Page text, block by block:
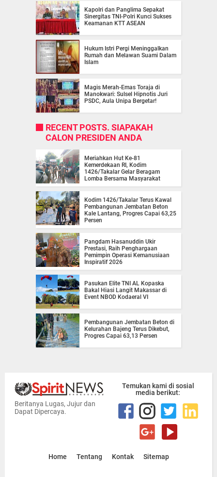
Kapolri dan Panglima Sepakat
Sinergitas TNI-Polri Kunci Sukses
Keamanan KTT ASEAN
Hukum Istri Pergi Meninggalkan
Rumah dan Melawan Suami Dalam
Islam
Magis Merah-Emas Toraja di
Manokwari: Sulsel Hipnotis Juri
PSDC, Aula Unipa Bergetar!
RECENT POSTS. SIAPAKAH
CALON PRESIDEN ANDA
Meriahkan Hut Ke-81
Kemerdekaan RI, Kodim
1426/Takalar Gelar Beragam
Lomba Bersama Masyarakat
Kodim 1426/Takalar Terus Kawal
Pembangunan Jembatan Beton
Kale Lantang, Progres Capai 63,25
Persen
Pangdam Hasanuddin Ukir
Prestasi, Raih Penghargaan
Pemimpin Operasi Kemanusiaan
Inspiratif 2026
Pasukan Elite TNI AL Kopaska
Bakal Hiasi Langit Makassar di
Event NBOD Kodaeral VI
Pembangunan Jembatan Beton di
Kelurahan Bajeng Terus Dikebut,
Progres Capai 63,13 Persen
Beritanya Lugas, Jujur dan
Dapat Dipercaya.
Temukan kami di sosial
media berikut:
Home Tentang Kontak Sitemap